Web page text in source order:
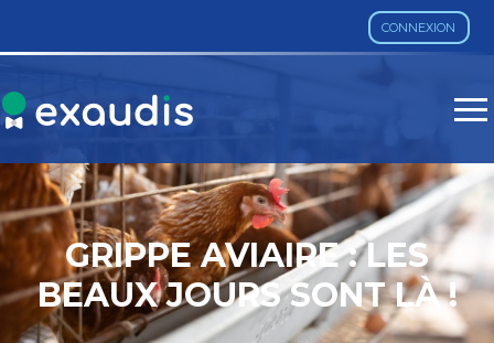
CONNEXION
Aller
GRIPPE AVIAIRE : LES
BEAUX JOURS SONT LÀ !